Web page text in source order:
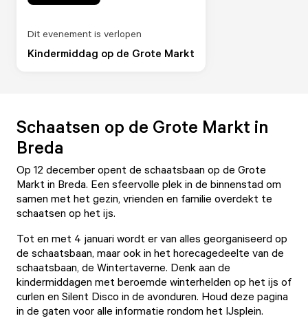
Kindermiddag op de Grote Markt
Dit evenement is verlopen
Schaatsen op de Grote Markt in
Breda
Op 12 december opent de schaatsbaan op de Grote
Markt in Breda. Een sfeervolle plek in de binnenstad om
samen met het gezin, vrienden en familie overdekt te
schaatsen op het ijs.
Tot en met 4 januari wordt er van alles georganiseerd op
de schaatsbaan, maar ook in het horecagedeelte van de
schaatsbaan, de Wintertaverne. Denk aan de
kindermiddagen met beroemde winterhelden op het ijs of
curlen en Silent Disco in de avonduren. Houd deze pagina
in de gaten voor alle informatie rondom het IJsplein.